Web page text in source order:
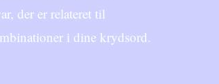
der er relateret til
i dine krydsord.